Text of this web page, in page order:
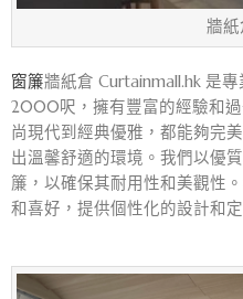
牆紙
窗簾牆紙倉 Curtainmall.hk 是
2000呎，擁有豐富的經驗和
尚現代到經典優雅，都能夠完
出溫馨舒適的環境。我們以優
簾，以確保其耐用性和美觀性
和喜好，提供個性化的設計和